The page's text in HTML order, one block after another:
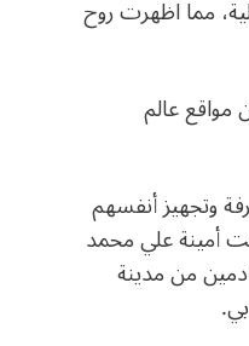
مما اظهرت روح
عالم
وتجهيز أنفسهم
أمينة علي محمد
من مدينة